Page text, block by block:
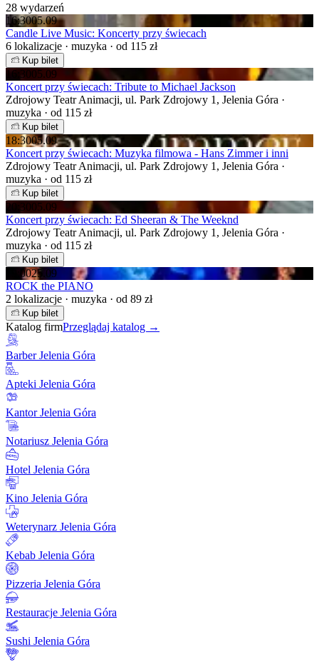
28 wydarzeń
16:3005.09
Candle Live Music: Koncerty przy świecach
6 lokalizacje · muzyka · od 115 zł
Kup bilet
16:3005.09
Koncert przy świecach: Tribute to Michael Jackson
Zdrojowy Teatr Animacji, ul. Park Zdrojowy 1, Jelenia Góra ·
muzyka · od 115 zł
Kup bilet
18:3005.09
Koncert przy świecach: Muzyka filmowa - Hans Zimmer i inni
Zdrojowy Teatr Animacji, ul. Park Zdrojowy 1, Jelenia Góra ·
muzyka · od 115 zł
Kup bilet
20:3005.09
Koncert przy świecach: Ed Sheeran & The Weeknd
Zdrojowy Teatr Animacji, ul. Park Zdrojowy 1, Jelenia Góra ·
muzyka · od 115 zł
Kup bilet
19:0025.09
ROCK the PIANO
2 lokalizacje · muzyka · od 89 zł
Kup bilet
Katalog firmPrzeglądaj katalog →
Barber Jelenia Góra
Apteki Jelenia Góra
Kantor Jelenia Góra
Notariusz Jelenia Góra
Hotel Jelenia Góra
Kino Jelenia Góra
Weterynarz Jelenia Góra
Kebab Jelenia Góra
Pizzeria Jelenia Góra
Restauracje Jelenia Góra
Sushi Jelenia Góra